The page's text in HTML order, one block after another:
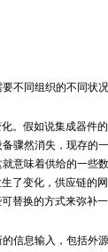
同组织的不同状况
。假如说集成器件
骤然消失，现存的
意味着供给的一些
了变化，供应链的
替换的方式来弥补
信息输入，包括外